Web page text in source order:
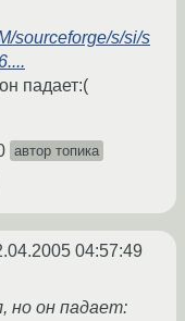
sourceforge/s/si/s
падает:(
автор топика
04:57:49
но он падает: